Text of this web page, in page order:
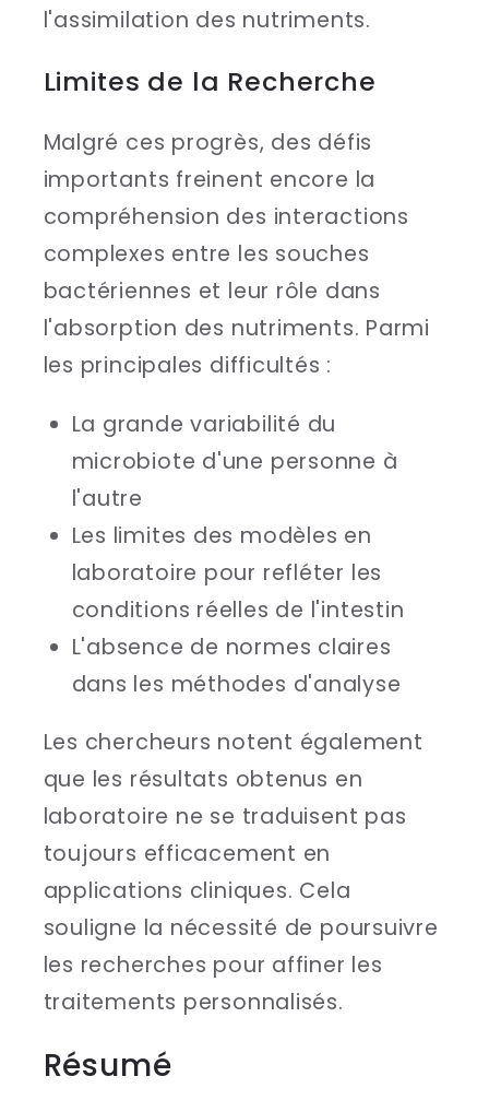
l'assimilation des nutriments.
Limites de la Recherche
Malgré ces progrès, des défis
importants freinent encore la
compréhension des interactions
complexes entre les souches
bactériennes et leur rôle dans
l'absorption des nutriments. Parmi
les principales difficultés :
La grande variabilité du
microbiote d'une personne à
l'autre
Les limites des modèles en
laboratoire pour refléter les
conditions réelles de l'intestin
L'absence de normes claires
dans les méthodes d'analyse
Les chercheurs notent également
que les résultats obtenus en
laboratoire ne se traduisent pas
toujours efficacement en
applications cliniques. Cela
souligne la nécessité de poursuivre
les recherches pour affiner les
traitements personnalisés.
Résumé